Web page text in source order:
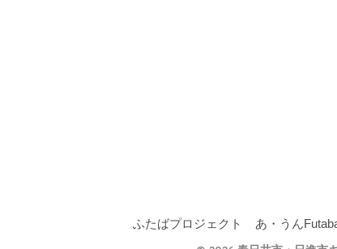
ふたばプロジェクト あ・うん